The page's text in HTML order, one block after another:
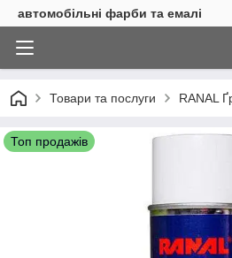
автомобільні фарби та емалі
Товари та послуги RANAL
Топ продажів